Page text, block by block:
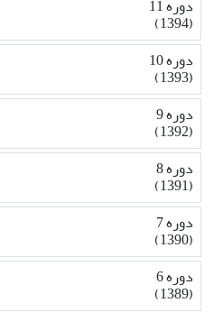
دوره 11
(1394)
دوره 10
(1393)
دوره 9
(1392)
دوره 8
(1391)
دوره 7
(1390)
دوره 6
(1389)